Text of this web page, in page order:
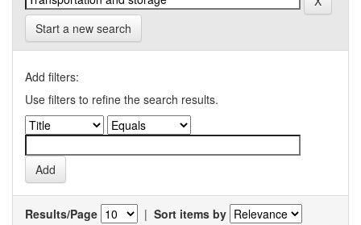
Start a new search
Add filters:
Use filters to refine the search results.
Results/Page | Sort items by